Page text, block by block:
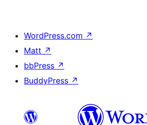
WordPress.com ↗
Matt ↗
bbPress ↗
BuddyPress ↗